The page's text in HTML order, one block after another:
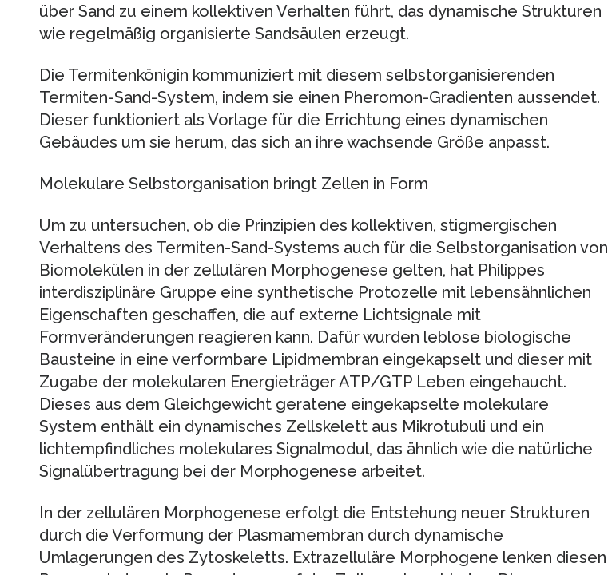
über Sand zu einem kollektiven Verhalten führt, das dynamische Strukturen
wie regelmäßig organisierte Sandsäulen erzeugt.
Die Termitenkönigin kommuniziert mit diesem selbstorganisierenden
Termiten-Sand-System, indem sie einen Pheromon-Gradienten aussendet.
Dieser funktioniert als Vorlage für die Errichtung eines dynamischen
Gebäudes um sie herum, das sich an ihre wachsende Größe anpasst.
Molekulare Selbstorganisation bringt Zellen in Form
Um zu untersuchen, ob die Prinzipien des kollektiven, stigmergischen
Verhaltens des Termiten-Sand-Systems auch für die Selbstorganisation von
Biomolekülen in der zellulären Morphogenese gelten, hat Philippes
interdisziplinäre Gruppe eine synthetische Protozelle mit lebensähnlichen
Eigenschaften geschaffen, die auf externe Lichtsignale mit
Formveränderungen reagieren kann. Dafür wurden leblose biologische
Bausteine in eine verformbare Lipidmembran eingekapselt und dieser mit
Zugabe der molekularen Energieträger ATP/GTP Leben eingehaucht.
Dieses aus dem Gleichgewicht geratene eingekapselte molekulare
System enthält ein dynamisches Zellskelett aus Mikrotubuli und ein
lichtempfindliches molekulares Signalmodul, das ähnlich wie die natürliche
Signalübertragung bei der Morphogenese arbeitet.
In der zellulären Morphogenese erfolgt die Entstehung neuer Strukturen
durch die Verformung der Plasmamembran durch dynamische
Umlagerungen des Zytoskeletts. Extrazelluläre Morphogene lenken diesen